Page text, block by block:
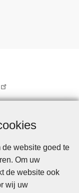
website goed te
Om uw
de website ook
wij uw